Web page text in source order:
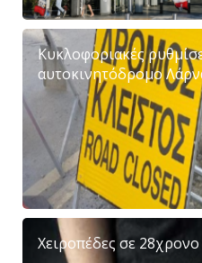
Κυκλοφοριακές
αυτοκινητόδρομο
Χειροπέδες σε